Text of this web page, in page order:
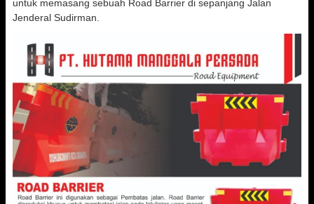
untuk memasang sebuah Road Barrier di sepanjang Jalan
Jenderal Sudirman.